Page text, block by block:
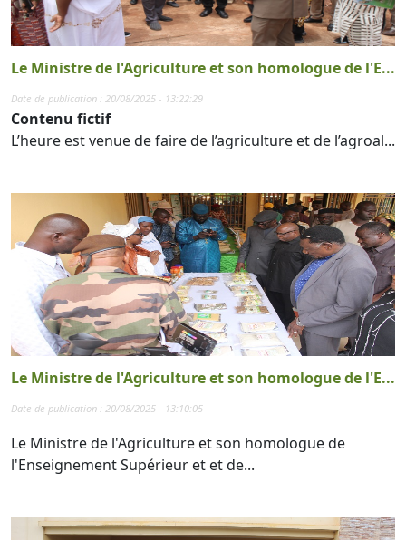
Le Ministre de l'Agriculture et son homologue de l'E...
Date de publication : 20/08/2025 - 13:22:29
Contenu fictif
L’heure est venue de faire de l’agriculture et de l’agroal...
Le Ministre de l'Agriculture et son homologue de l'E...
Date de publication : 20/08/2025 - 13:10:05
Le Ministre de l'Agriculture et son homologue de
l'Enseignement Supérieur et et de...